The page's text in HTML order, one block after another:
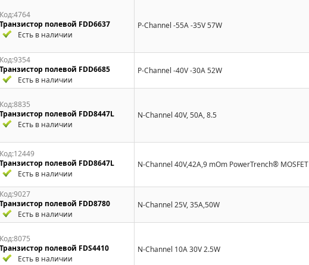
Код:4764
Транзистор полевой FDD6637
Есть в наличии
P-Channel -55A -35V 57W
Код:9354
Транзистор полевой FDD6685
Есть в наличии
P-Channel -40V -30A 52W
Код:8835
Транзистор полевой FDD8447L
Есть в наличии
N-Channel 40V, 50A, 8.5
Код:12449
Транзистор полевой FDD8647L
Есть в наличии
N-Channel 40V,42A,9 mOm PowerTrench® MOSFET
Код:9027
Транзистор полевой FDD8780
Есть в наличии
N-Channel 25V, 35A,50W
Код:8075
Транзистор полевой FDS4410
Есть в наличии
N-Channel 10A 30V 2.5W